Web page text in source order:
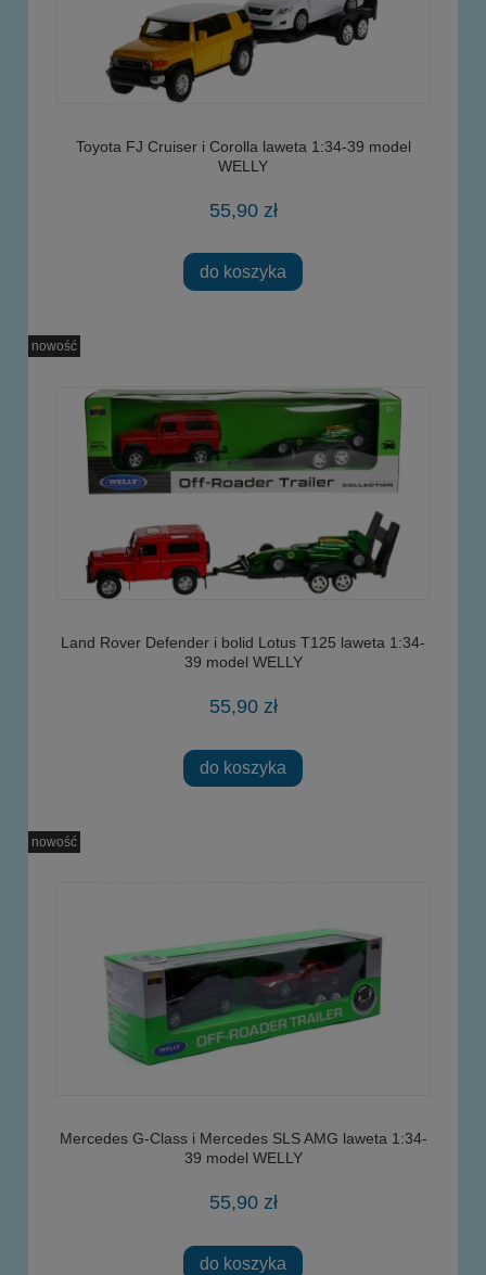
Toyota FJ Cruiser i Corolla laweta 1:34-39 model
WELLY
55,90 zł
do koszyka
Land Rover Defender i bolid Lotus T125 laweta 1:34-
39 model WELLY
55,90 zł
do koszyka
nowość
Mercedes G-Class i Mercedes SLS AMG laweta 1:34-
39 model WELLY
55,90 zł
do koszyka
nowość